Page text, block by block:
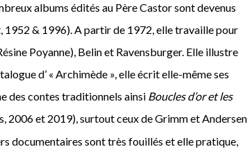
albums édités au Père Castor sont devenus
1952 & 1996).A partir de 1972, elle travaille pour
Poyanne), Belin et Ravensburger. Elle illustre
d’ « Archimède », elle écrit elle-même ses
des contes traditionnels ainsi Boucles d’or et les
2006 et 2019), surtout ceux de Grimm et Andersen
documentaires sont très fouillés et elle pratique,